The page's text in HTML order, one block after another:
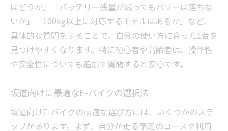
はどうか」「バッテリー残量が減ってもパワーは落ちな
いか」「100kg以上に対応するモデルはあるか」など、
具体的な質問をすることで、自分の使い方に合った1台を
見つけやすくなります。特に初心者や高齢者は、操作性
や安全性についても追加で質問すると安心です。
坂道向けに最適なE-バイクの選択法
坂道向けE-バイクの最適な選び方には、いくつかのステ
ップがあります。まず、自分が走る予定のコースや利用